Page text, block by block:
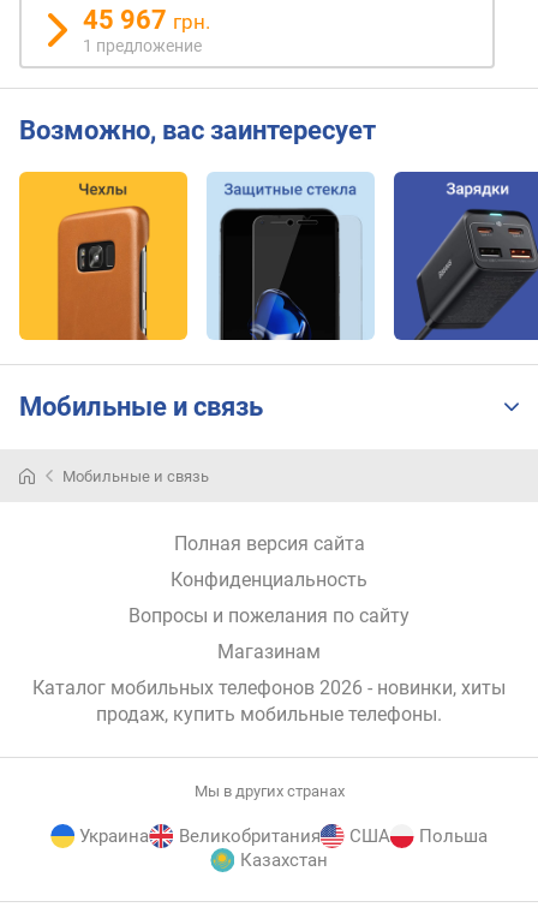
в
е
р
т
и
ц
о
т
н
о
е
е
р
п
45 967 грн.
1 предложение
Возможно, вас заинтересует
Мобильные и связь
Мобильные и связь
Полная версия сайта
Конфиденциальность
Вопросы и пожелания по сайту
Магазинам
Каталог мобильных телефонов 2026 - новинки, хиты
продаж, купить мобильные телефоны.
Мы в других странах
Украина Великобритания США
Польша
Казахстан